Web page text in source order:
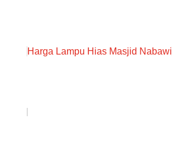
Harga Lampu Hias Masjid Nabawi